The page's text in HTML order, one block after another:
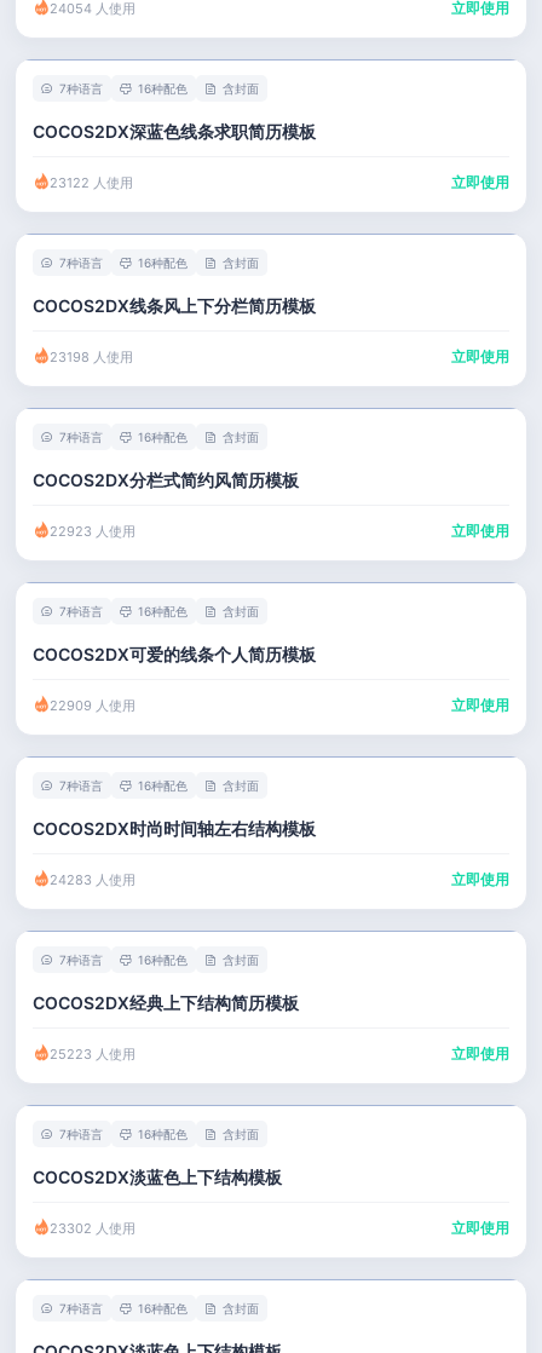
24054 人使用 立即使用
7种语言 16种配色 含封面
COCOS2DX深蓝色线条求职简历模板
23122 人使用 立即使用
7种语言 16种配色 含封面
COCOS2DX线条风上下分栏简历模板
23198 人使用 立即使用
7种语言 16种配色 含封面
COCOS2DX分栏式简约风简历模板
22923 人使用 立即使用
7种语言 16种配色 含封面
COCOS2DX可爱的线条个人简历模板
22909 人使用 立即使用
7种语言 16种配色 含封面
COCOS2DX时尚时间轴左右结构模板
24283 人使用 立即使用
7种语言 16种配色 含封面
COCOS2DX经典上下结构简历模板
25223 人使用 立即使用
7种语言 16种配色 含封面
COCOS2DX淡蓝色上下结构模板
23302 人使用 立即使用
7种语言 16种配色 含封面